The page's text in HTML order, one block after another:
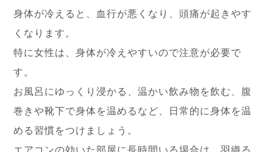
身体が冷えると、血行が悪くなり、頭痛が起きやす
くなります。
特に女性は、身体が冷えやすいので注意が必要で
す。
お風呂にゆっくり浸かる、温かい飲み物を飲む、腹
巻きや靴下で身体を温めるなど、日常的に身体を温
める習慣をつけましょう。
エアコンの効いた部屋に長時間いる場合は、羽織る